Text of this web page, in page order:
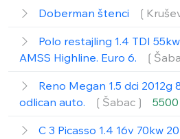
Doberman štenci
Polo restajling 1.4 TDI
AMSS Highline. Euro 6.
Reno Megan 1.5 dci 2012g
odlican auto.
❲Šabac❳
C 3 Picasso 1.4 16v 70kw